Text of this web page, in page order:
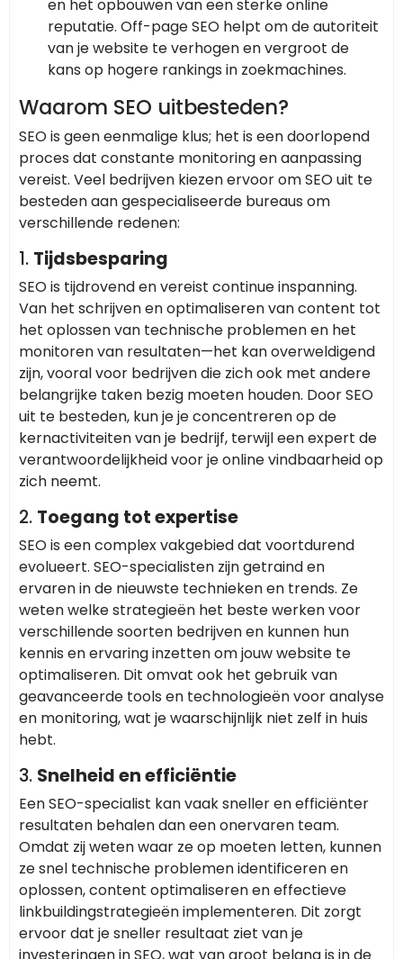
en het opbouwen van een sterke online
reputatie. Off-page SEO helpt om de autoriteit
van je website te verhogen en vergroot de
kans op hogere rankings in zoekmachines.
Waarom SEO uitbesteden?
SEO is geen eenmalige klus; het is een doorlopend
proces dat constante monitoring en aanpassing
vereist. Veel bedrijven kiezen ervoor om SEO uit te
besteden aan gespecialiseerde bureaus om
verschillende redenen:
1. Tijdsbesparing
SEO is tijdrovend en vereist continue inspanning.
Van het schrijven en optimaliseren van content tot
het oplossen van technische problemen en het
monitoren van resultaten—het kan overweldigend
zijn, vooral voor bedrijven die zich ook met andere
belangrijke taken bezig moeten houden. Door SEO
uit te besteden, kun je je concentreren op de
kernactiviteiten van je bedrijf, terwijl een expert de
verantwoordelijkheid voor je online vindbaarheid op
zich neemt.
2. Toegang tot expertise
SEO is een complex vakgebied dat voortdurend
evolueert. SEO-specialisten zijn getraind en
ervaren in de nieuwste technieken en trends. Ze
weten welke strategieën het beste werken voor
verschillende soorten bedrijven en kunnen hun
kennis en ervaring inzetten om jouw website te
optimaliseren. Dit omvat ook het gebruik van
geavanceerde tools en technologieën voor analyse
en monitoring, wat je waarschijnlijk niet zelf in huis
hebt.
3. Snelheid en efficiëntie
Een SEO-specialist kan vaak sneller en efficiënter
resultaten behalen dan een onervaren team.
Omdat zij weten waar ze op moeten letten, kunnen
ze snel technische problemen identificeren en
oplossen, content optimaliseren en effectieve
linkbuildingstrategieën implementeren. Dit zorgt
ervoor dat je sneller resultaat ziet van je
investeringen in SEO, wat van groot belang is in de